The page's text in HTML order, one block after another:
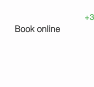
Book online